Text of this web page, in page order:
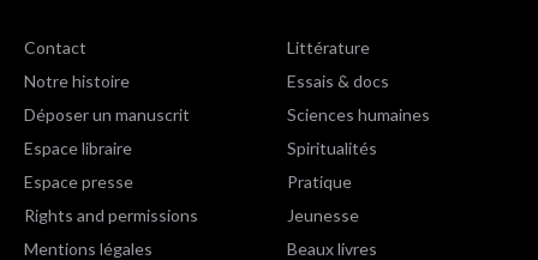
Contact
Notre histoire
Déposer un manuscrit
Espace libraire
Espace presse
Rights and permissions
Mentions légales
Littérature
Essais & docs
Sciences humaines
Spiritualités
Pratique
Jeunesse
Beaux livres